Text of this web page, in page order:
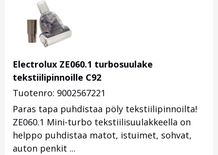
Electrolux ZE060.1 turbosuulake
tekstiilipinnoille C92
Tuotenro: 9002567221
Paras tapa puhdistaa pöly tekstiilipinnoilta!
ZE060.1 Mini-turbo tekstiilisuulakkeella on
helppo puhdistaa matot, istuimet, sohvat,
auton penkit ...